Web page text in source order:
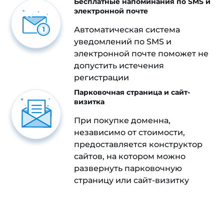
электронной почте
Автоматическая система
уведомлений по SMS и
электронной почте поможет не
допустить истечения
регистрации
Парковочная страница и сайт-
визитка
При покупке доменна,
независимо от стоимости,
предоставляется конструктор
сайтов, на котором можно
развернуть парковочную
страницу или сайт-визитку